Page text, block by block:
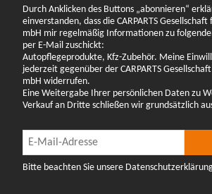
Durch Anklicken des Buttons „abonnieren“
einverstanden, dass die CARPARTS
mbH mir regelmäßig Informationen zu
per E-Mail zuschickt:
Autopflegeprodukte, Kfz-Zubehör. Meine
jederzeit gegenüber der CARPARTS
mbH widerrufen.
Eine Weitergabe Ihrer persönlichen Daten zu
Verkauf an Dritte schließen wir grundsätzlich
Newsletter Abonnieren
Bitte beachten Sie unsere